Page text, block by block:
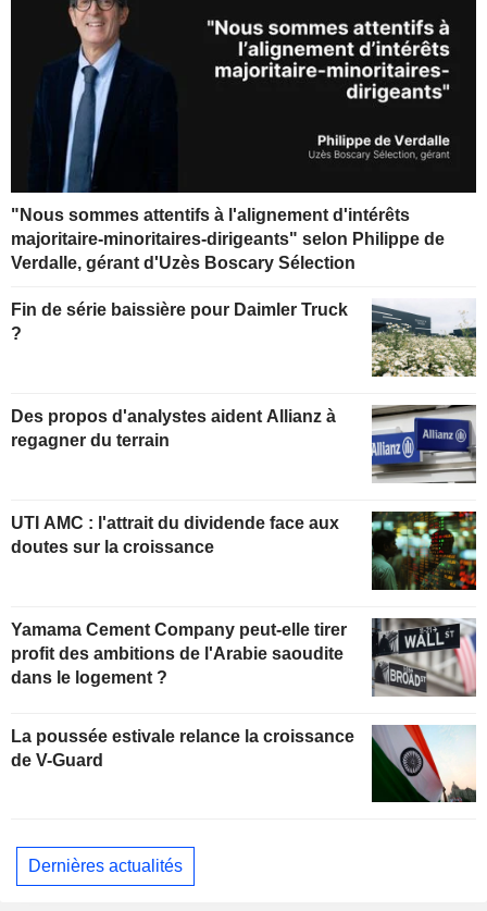
"Nous sommes attentifs à l'alignement d'intérêts
majoritaire-minoritaires-dirigeants" selon Philippe de
Verdalle, gérant d'Uzès Boscary Sélection
Fin de série baissière pour Daimler Truck
?
Des propos d'analystes aident Allianz à
regagner du terrain
UTI AMC : l'attrait du dividende face aux
doutes sur la croissance
Yamama Cement Company peut-elle tirer
profit des ambitions de l'Arabie saoudite
dans le logement ?
La poussée estivale relance la croissance
de V-Guard
Dernières actualités